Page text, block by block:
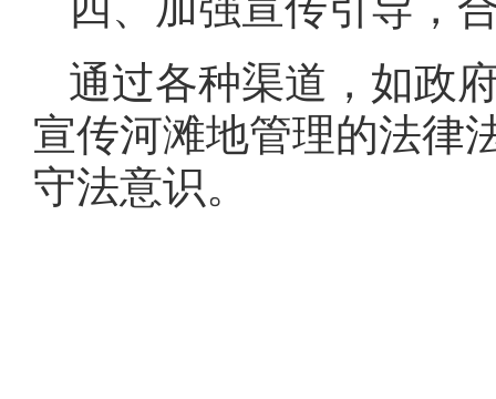
通过各种渠道，如政
宣传河滩地管理的法律
守法意识。